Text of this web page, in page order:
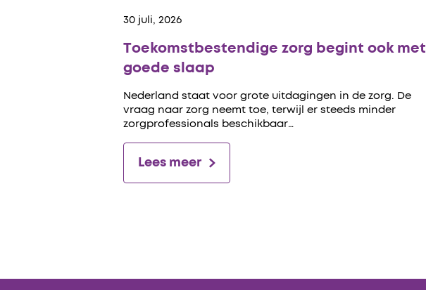
30 juli, 2026
Toekomstbestendige zorg begint ook met
goede slaap
Nederland staat voor grote uitdagingen in de zorg. De
vraag naar zorg neemt toe, terwijl er steeds minder
zorgprofessionals beschikbaar…
Lees meer